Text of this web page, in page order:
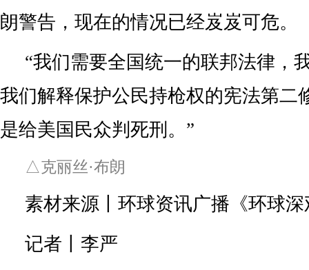
朗警告，现在的情况已经岌岌可危。
“我们需要全国统一的联邦法律，
我们解释保护公民持枪权的宪法第二
是给美国民众判死刑。”
△克丽丝·布朗
素材来源丨环球资讯广播《环球
记者丨李严